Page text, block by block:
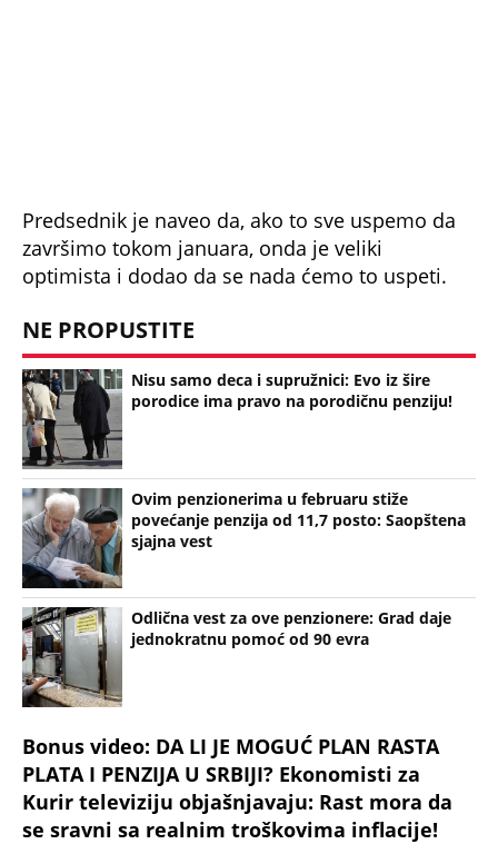
Predsednik je naveo da, ako to sve uspemo da
završimo tokom januara, onda je veliki
optimista i dodao da se nada ćemo to uspeti.
NE PROPUSTITE
Nisu samo deca i supružnici: Evo iz šire
porodice ima pravo na porodičnu penziju!
Ovim penzionerima u februaru stiže
povećanje penzija od 11,7 posto: Saopštena
sjajna vest
Odlična vest za ove penzionere: Grad daje
jednokratnu pomoć od 90 evra
Bonus video: DA LI JE MOGUĆ PLAN RASTA
PLATA I PENZIJA U SRBIJI? Ekonomisti za
Kurir televiziju objašnjavaju: Rast mora da
se sravni sa realnim troškovima inflacije!